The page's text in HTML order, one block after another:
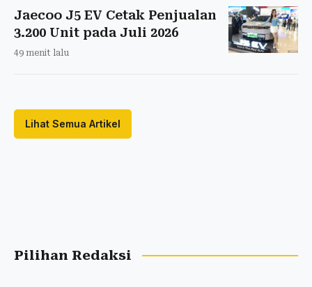
Jaecoo J5 EV Cetak Penjualan
3.200 Unit pada Juli 2026
49 menit lalu
Lihat Semua Artikel
Pilihan Redaksi